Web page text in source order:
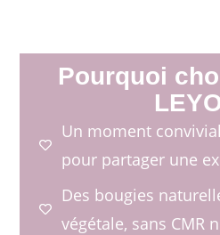
Pourquoi
Un moment
pour partager une
Des bougies
végétale, sans CMR